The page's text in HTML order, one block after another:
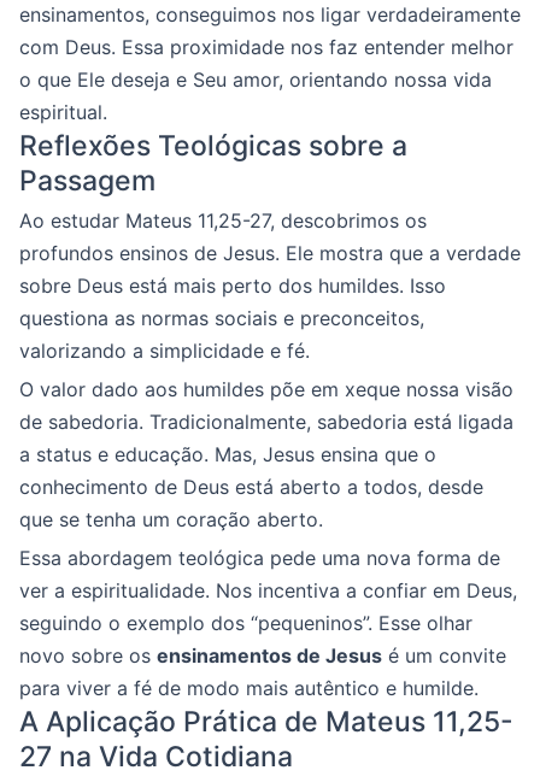
ensinamentos, conseguimos nos ligar verdadeiramente
com Deus. Essa proximidade nos faz entender melhor
o que Ele deseja e Seu amor, orientando nossa vida
espiritual.
Reflexões Teológicas sobre a
Passagem
Ao estudar Mateus 11,25-27, descobrimos os
profundos ensinos de Jesus. Ele mostra que a verdade
sobre Deus está mais perto dos humildes. Isso
questiona as normas sociais e preconceitos,
valorizando a simplicidade e fé.
O valor dado aos humildes põe em xeque nossa visão
de sabedoria. Tradicionalmente, sabedoria está ligada
a status e educação. Mas, Jesus ensina que o
conhecimento de Deus está aberto a todos, desde
que se tenha um coração aberto.
Essa abordagem teológica pede uma nova forma de
ver a espiritualidade. Nos incentiva a confiar em Deus,
seguindo o exemplo dos “pequeninos”. Esse olhar
novo sobre os ensinamentos de Jesus é um convite
para viver a fé de modo mais autêntico e humilde.
A Aplicação Prática de Mateus 11,25-
27 na Vida Cotidiana